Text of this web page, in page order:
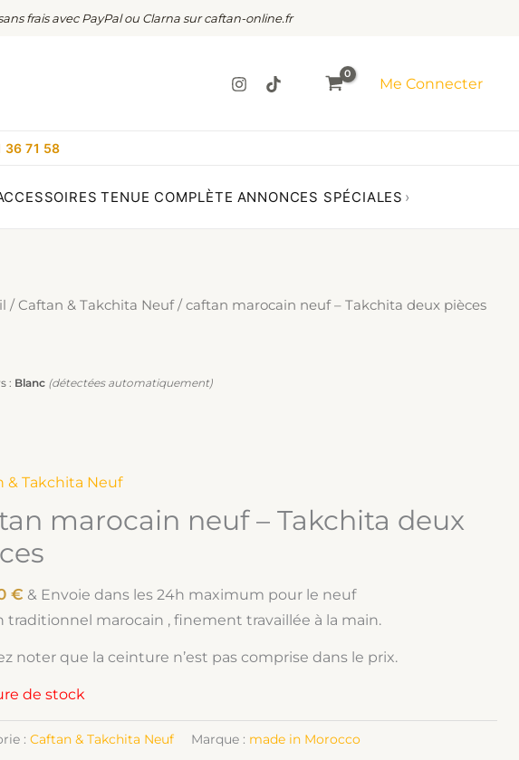
frais avec PayPal ou Clarna sur caftan-online.fr
Me Connecter
36 71 58
TENUE COMPLÈTE ANNONCES SPÉCIALES ›
/ Caftan & Takchita Neuf/ caftan marocain neuf – Takchita deux pièces
: Blanc (détectées automatiquement)
& Takchita Neuf
marocain neuf – Takchita deux
€ & Envoie dans les 24h maximum pour le neuf
traditionnel marocain , finement travaillée à la main.
noter que la ceinture n’est pas comprise dans le prix.
de stock
: Caftan & Takchita Neuf Marque : made in Morocco